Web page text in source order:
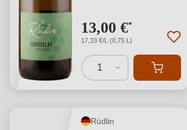
13,00 €*
17,33 €/L (0,75 L)
1
Rüdlin